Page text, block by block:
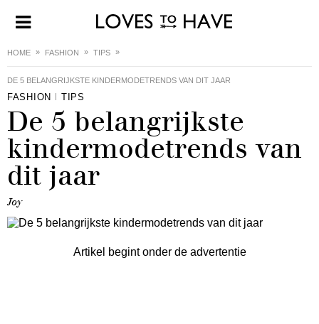
HOME FASHION TIPS
DE 5 BELANGRIJKSTE KINDERMODETRENDS VAN DIT JAAR
FASHION TIPS
De 5 belangrijkste
kindermodetrends van
dit jaar
Joy
Artikel begint onder de advertentie